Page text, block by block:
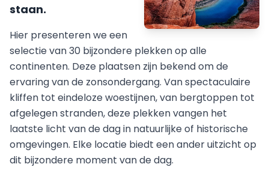
staan.
Hier presenteren we een
selectie van 30 bijzondere plekken op alle
continenten. Deze plaatsen zijn bekend om de
ervaring van de zonsondergang. Van spectaculaire
kliffen tot eindeloze woestijnen, van bergtoppen tot
afgelegen stranden, deze plekken vangen het
laatste licht van de dag in natuurlijke of historische
omgevingen. Elke locatie biedt een ander uitzicht op
dit bijzondere moment van de dag.